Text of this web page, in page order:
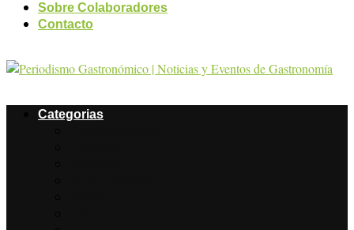
Sobre Colaboradores
Contacto
Categorias